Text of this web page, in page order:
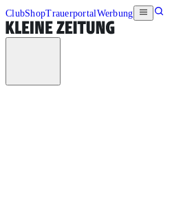
ClubShopTrauerportalWerbung